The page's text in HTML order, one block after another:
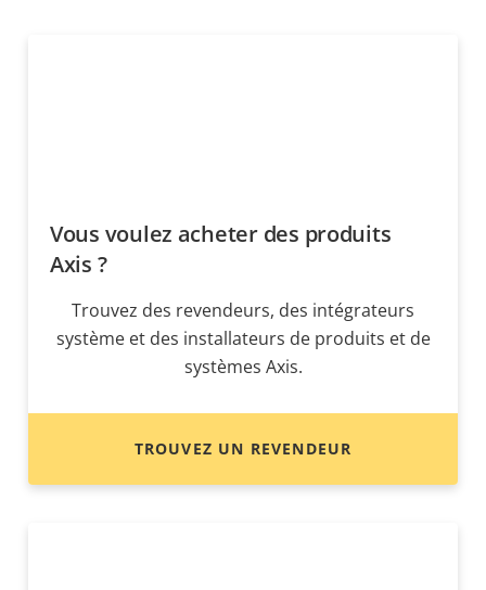
Vous voulez acheter des produits
Axis ?
Trouvez des revendeurs, des intégrateurs
système et des installateurs de produits et de
systèmes Axis.
TROUVEZ UN REVENDEUR